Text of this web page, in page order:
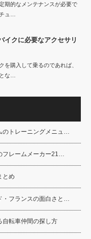
期的なメンテナンスが必要で
ュ…
イクに必要なアクセサリ
を購入して乗るのであれば、
な…
トレーニングメニュ…
レームメーカー21…
とめ
フランスの面白さと…
自転車仲間の探し方